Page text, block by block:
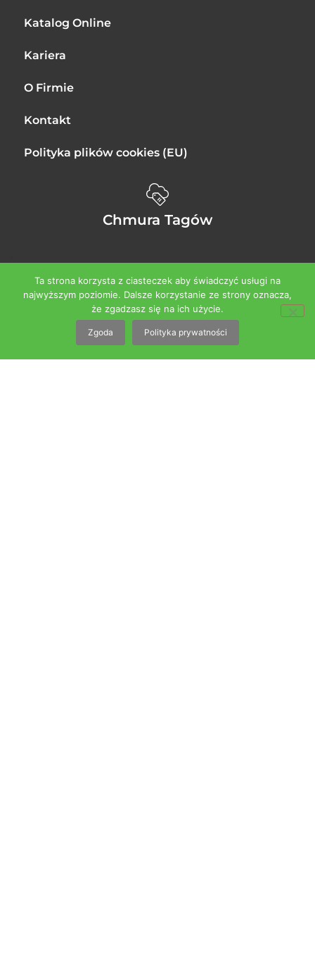
Katalog Online
Kariera
O Firmie
Kontakt
Polityka plików cookies (EU)
Chmura Tagów
2022
arbeit
Arbeit für einen Elektriker
copco
electrician
elektriker
gazelebiznesu
Hurtownia Elektryczna
Ta strona korzysta z ciasteczek aby świadczyć usługi na
najwyższym poziomie. Dalsze korzystanie ze strony oznacza,
że zgadzasz się na ich użycie.
Zgoda Polityka prywatności